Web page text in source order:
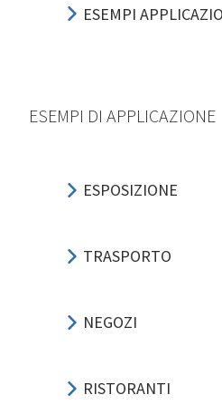
ESEMPI
ESEMPI DI APPLICAZIONE
ESPOSIZIONE
TRASPORTO
NEGOZI
RISTORANTI